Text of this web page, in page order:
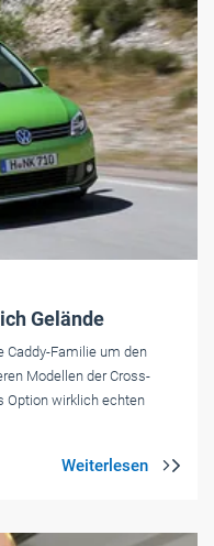
Gelände
Caddy-Familie um den
Modellen der Cross-
Option wirklich echten